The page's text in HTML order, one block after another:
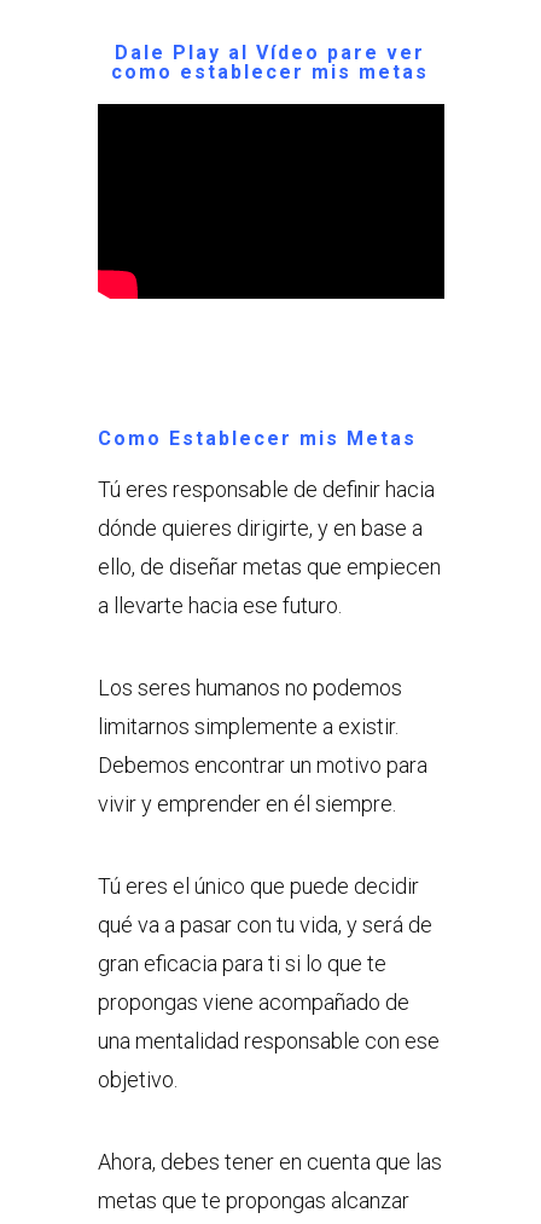
Dale Play al Vídeo pare ver
como establecer mis metas
Como Establecer mis Metas
Tú eres responsable de definir hacia
dónde quieres dirigirte, y en base a
ello, de diseñar metas que empiecen
a llevarte hacia ese futuro.
Los seres humanos no podemos
limitarnos simplemente a existir.
Debemos encontrar un motivo para
vivir y emprender en él siempre.
Tú eres el único que puede decidir
qué va a pasar con tu vida, y será de
gran eficacia para ti si lo que te
propongas viene acompañado de
una mentalidad responsable con ese
objetivo.
Ahora, debes tener en cuenta que las
metas que te propongas alcanzar